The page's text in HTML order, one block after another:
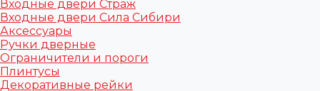
Входные двери Страж
Входные двери Сила Сибири
Аксессуары
Ручки дверные
Ограничители и пороги
Плинтусы
Декоративные рейки